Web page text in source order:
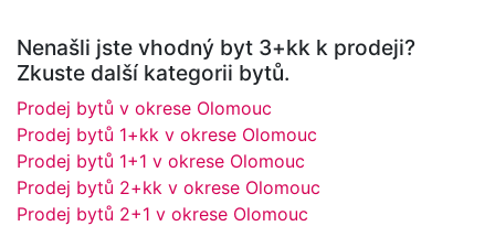
Nenašli jste vhodný byt 3+kk k prodeji?
Zkuste další kategorii bytů.
Prodej bytů v okrese Olomouc
Prodej bytů 1+kk v okrese Olomouc
Prodej bytů 1+1 v okrese Olomouc
Prodej bytů 2+kk v okrese Olomouc
Prodej bytů 2+1 v okrese Olomouc